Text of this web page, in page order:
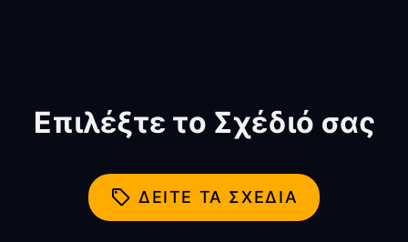
Επιλέξτε το Σχέδιό σας
ΔΕΊΤΕ ΤΑ ΣΧΈΔΙΑ